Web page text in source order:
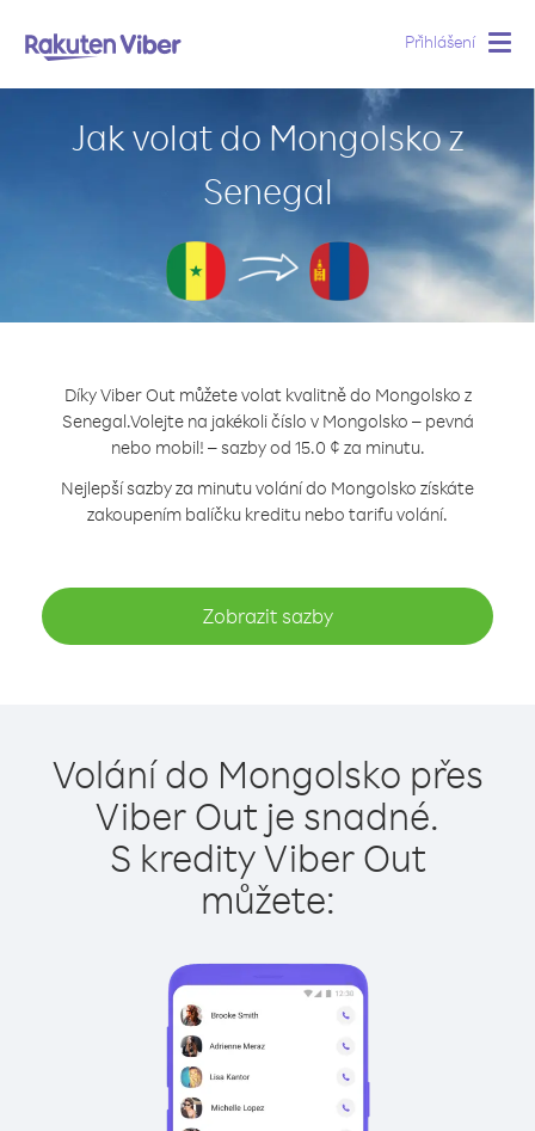
Přihlášení
Jak volat do Mongolsko z
Senegal
Díky Viber Out můžete volat kvalitně do Mongolsko z
Senegal.Volejte na jakékoli číslo v Mongolsko – pevná
nebo mobil! – sazby od 15.0 ¢ za minutu.
Nejlepší sazby za minutu volání do Mongolsko získáte
zakoupením balíčku kreditu nebo tarifu volání.
Zobrazit sazby
Volání do Mongolsko přes
Viber Out je snadné.
S kredity Viber Out
můžete: